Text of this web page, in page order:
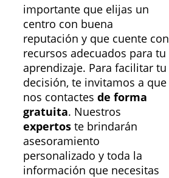
importante que elijas un
centro con buena
reputación y que cuente con
recursos adecuados para tu
aprendizaje. Para facilitar tu
decisión, te invitamos a que
nos contactes de forma
gratuita. Nuestros
expertos te brindarán
asesoramiento
personalizado y toda la
información que necesitas